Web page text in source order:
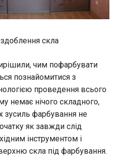
скла
чим пофарбувати
познайомитися з
проведення всього
немає нічого складного,
зусиль фарбування не
як завжди слід
інструментом і
скла під фарбування.